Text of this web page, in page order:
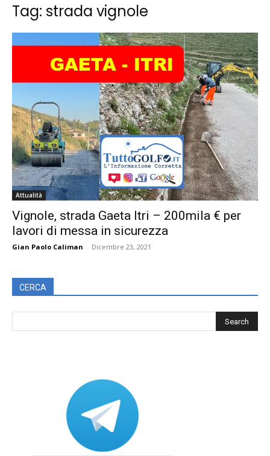
Tag: strada vignole
Attualità
Vignole, strada Gaeta Itri – 200mila € per
lavori di messa in sicurezza
Gian Paolo Caliman - Dicembre 23, 2021
CERCA